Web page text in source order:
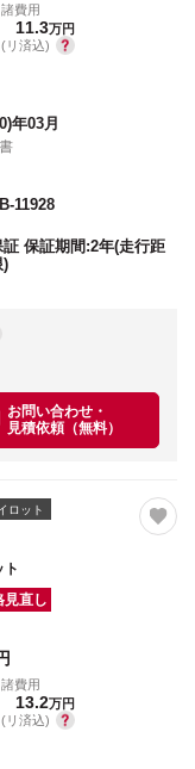
諸費用
11.3万円
(リ済込)
年03月
11928
証 保証期間:2年(走行距
)
お問い合わせ・
見積依頼（無料）
ロット
見直し
諸費用
13.2万円
(リ済込)